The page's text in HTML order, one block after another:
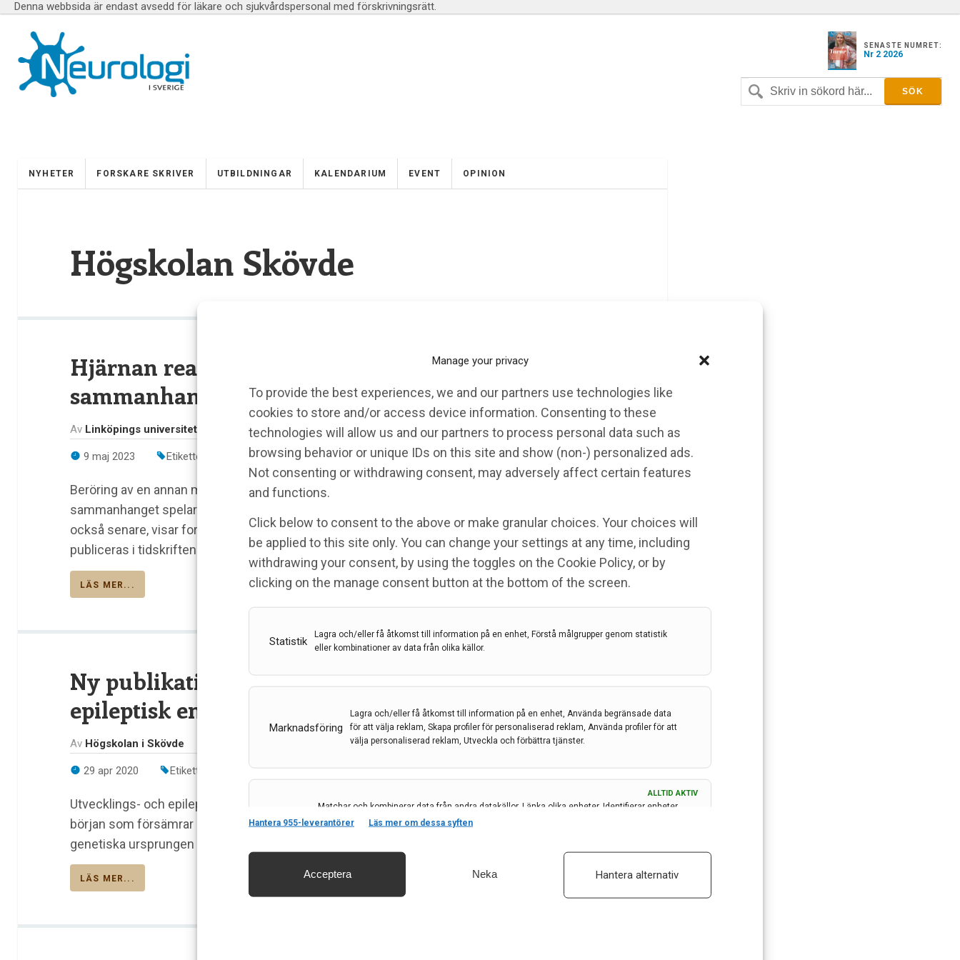
Manage your privacy
To provide the best experiences, we and our partners use technologies like
cookies to store and/or access device information. Consenting to these
technologies will allow us and our partners to process personal data such as
browsing behavior or unique IDs on this site and show (non-) personalized ads.
Not consenting or withdrawing consent, may adversely affect certain features
and functions.
Click below to consent to the above or make granular choices. Your choices will
be applied to this site only. You can change your settings at any time, including
withdrawing your consent, by using the toggles on the Cookie Policy, or by
clicking on the manage consent button at the bottom of the screen.
Statistik
Lagra och/eller få åtkomst till information på en enhet, Förstå målgrupper genom statistik
eller kombinationer av data från olika källor.
Marknadsföring
Lagra och/eller få åtkomst till information på en enhet, Använda begränsade data
för att välja reklam, Skapa profiler för personaliserad reklam, Använda profiler för att
välja personaliserad reklam, Utveckla och förbättra tjänster.
ALLTID AKTIV
Matchar och kombinerar data från andra datakällor, Länka olika enheter, Identifierar enheter
baserat på information som överförs automatiskt.
och innehåll, Spara och meddela dina integritetsval.
ALLTID AKTIV
Hantera 955-leverantörer Läs mer om dessa syften
Acceptera Neka Hantera alternativ
Denna webbsida är endast avsedd för läkare och sjukvårdspersonal med förskrivningsrätt.
SENASTE NUMRET:
Nr 2 2026
NYHETER FORSKARE SKRIVER UTBILDNINGAR KALENDARIUM EVENT OPINION
Högskolan Skövde
Hjärnan reagerar olika på beröring beroende på
sammanhang
Av Linköpings universitet/Högskolan Skövde
9 maj 2023 Etiketter: Beröring, Högskolan Skövde ,Linköpings Universitet,oxytocin
Beröring av en annan människa kan höja nivåerna av ”må bra”-hormonet oxytocin. Men
sammanhanget spelar stor roll. Situationen påverkar inte bara oxytocinnivån i stunden, utan
också senare, visar forskare vid Linköpings universitet och Högskolan i Skövde. Studien
publiceras i tidskriften eLife.
LÄS MER...
Ny publikation om neonatala debutsyndrom på
epileptisk encefalopati
Av Högskolan i Skövde
29 apr 2020 Etiketter: Epilepsi,
Utvecklings- och epileptiska encefalopatier är en heterogen grupp av epilepsisyndrom med tidig
början som försämrar neuroutvecklingen dramatiskt. Modern genomisk teknik har avslöjat de
genetiska ursprungen och öppnat dörren till terapeutiska förhoppningar.
LÄS MER...